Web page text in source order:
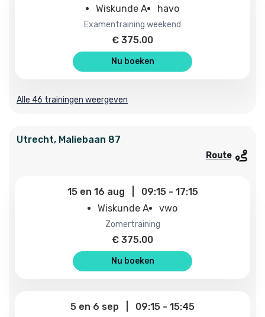
Wiskunde A
havo
examentraining weekend
€ 375.00
Nu boeken
Alle 46 trainingen weergeven
Utrecht, Maliebaan 87
Route
15 en 16 aug 09:15- 17:15
Wiskunde A
vwo
zomertraining
€ 375.00
Nu boeken
5 en 6 sep 09:15 - 15:45